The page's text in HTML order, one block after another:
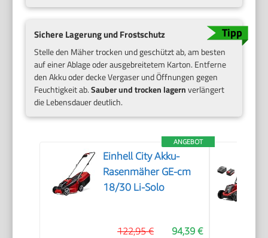
Sichere Lagerung und Frostschutz
Stelle den Mäher trocken und geschützt ab, am besten
auf einer Ablage oder ausgebreitetem Karton. Entferne
den Akku oder decke Vergaser und Öffnungen gegen
Feuchtigkeit ab.Sauber und trocken lagernverlängert
die Lebensdauer deutlich.
ANGEBOT
Einhell City Akku-
Rasenmäher GE-cm
18/30 Li-Solo
94,39 €
122,95 €